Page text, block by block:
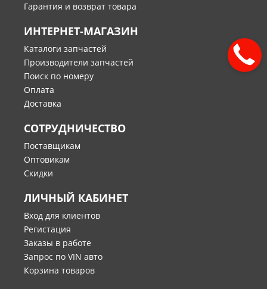
Гарантия и возврат товара
ИНТЕРНЕТ-МАГАЗИН
Каталоги запчастей
Производители запчастей
Поиск по номеру
Оплата
Доставка
СОТРУДНИЧЕСТВО
Поставщикам
Оптовикам
Скидки
ЛИЧНЫЙ КАБИНЕТ
Вход для клиентов
Регистация
Заказы в работе
Запрос по VIN авто
Корзина товаров